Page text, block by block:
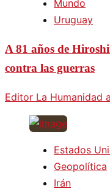
Mundo
Uruguay
A 81 años de
contra las guerras
Editor La Humanidad
Estados
Geopolítica
Irán